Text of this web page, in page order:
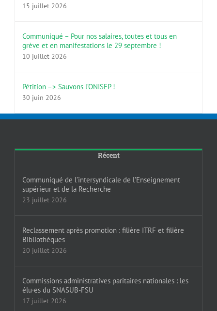
15 juillet 2026
Communiqué – Pour nos salaires, toutes et tous en
grève et en manifestations le 29 septembre !
10 juillet 2026
Pétition –> Sauvons l’ONISEP !
30 juin 2026
Récent
Communiqué de l’intersyndicale de l’Enseignement
supérieur et de la Recherche
23 juillet 2026
Reclassement après promotion : filière ITRF et filière
Bibliothèques
20 juillet 2026
Commissions administratives paritaires nationales : les
élu·es du SNASUB-FSU
17 juillet 2026